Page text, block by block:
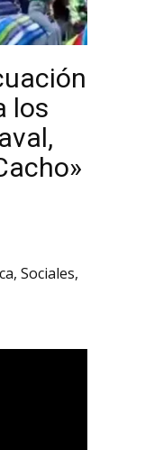
los
, Sociales,